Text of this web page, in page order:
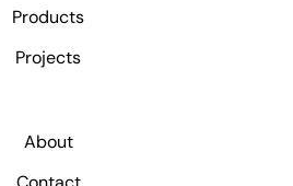
Products
Projects
About